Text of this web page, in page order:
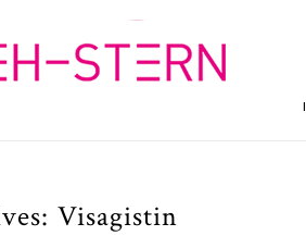
Visagistin